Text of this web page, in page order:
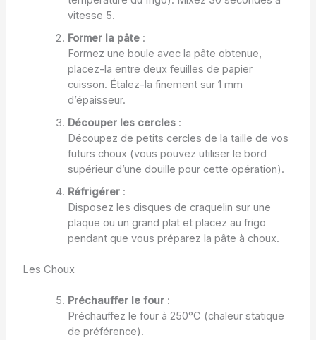
vitesse 5.
Former la pâte:
Formez une boule avec la pâte obtenue,
placez-la entre deux feuilles de papier
cuisson. Étalez-la finement sur 1 mm
d’épaisseur.
Découper les cercles:
Découpez de petits cercles de la taille de vos
futurs choux (vous pouvez utiliser le bord
supérieur d’une douille pour cette opération).
Réfrigérer:
Disposez les disques de craquelin sur une
plaque ou un grand plat et placez au frigo
pendant que vous préparez la pâte à choux.
Les Choux
Préchauffer le four:
Préchauffez le four à 250°C (chaleur statique
de préférence).